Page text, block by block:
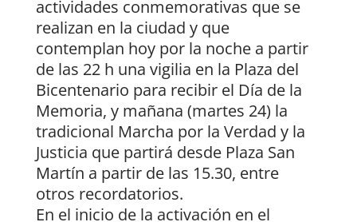
actividades conmemorativas que se
realizan en la ciudad y que
contemplan hoy por la noche a partir
de las 22 h una vigilia en la Plaza del
Bicentenario para recibir el Día de la
Memoria, y mañana (martes 24) la
tradicional Marcha por la Verdad y la
Justicia que partirá desde Plaza San
Martín a partir de las 15.30, entre
otros recordatorios.
En el inicio de la activación en el